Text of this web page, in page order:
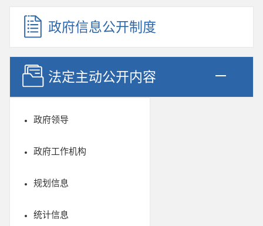
政府信息公开制度
法定主动公开内容
政府领导
政府工作机构
规划信息
统计信息